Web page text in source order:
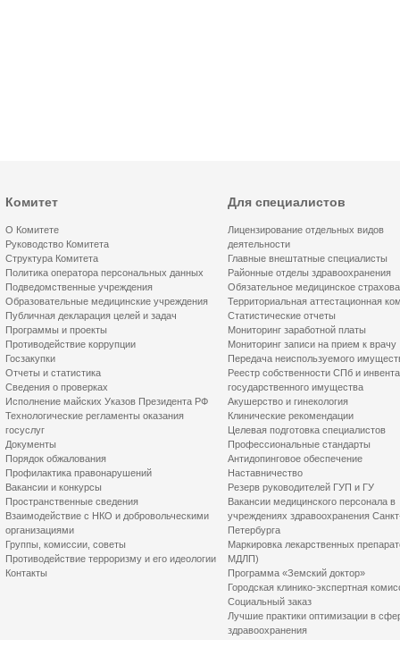
Комитет
О Комитете
Руководство Комитета
Структура Комитета
Политика оператора персональных данных
Подведомственные учреждения
Образовательные медицинские учреждения
Публичная декларация целей и задач
Программы и проекты
Противодействие коррупции
Госзакупки
Отчеты и статистика
Сведения о проверках
Исполнение майских Указов Президента РФ
Технологические регламенты оказания
госуслуг
Документы
Порядок обжалования
Профилактика правонарушений
Вакансии и конкурсы
Пространственные сведения
Взаимодействие с НКО и добровольческими
организациями
Группы, комиссии, советы
Противодействие терроризму и его идеологии
Контакты
Для специалистов
Лицензирование отдельных видов
деятельности
Главные внештатные специалисты
Районные отделы здравоохранения
Обязательное медицинское
Территориальная аттестационная
Статистические отчеты
Мониторинг заработной платы
Мониторинг записи на прием к врачу
Передача неиспользуемого
Реестр собственности СПб и
государственного имущества
Акушерство и гинекология
Клинические рекомендации
Целевая подготовка специалистов
Профессиональные стандарты
Антидопинговое обеспечение
Наставничество
Резерв руководителей ГУП и ГУ
Вакансии медицинского персонала в
учреждениях здравоохранения
Петербурга
Маркировка лекарственных
МДЛП)
Программа «Земский доктор»
Городская клинико-экспертная
Социальный заказ
Лучшие практики оптимизации в
здравоохранения